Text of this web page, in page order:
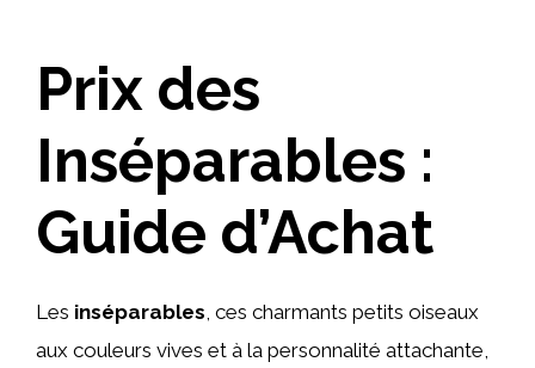
Prix des
Inséparables :
Guide d’Achat
Les inséparables , ces charmants petits oiseaux
aux couleurs vives et à la personnalité attachante,